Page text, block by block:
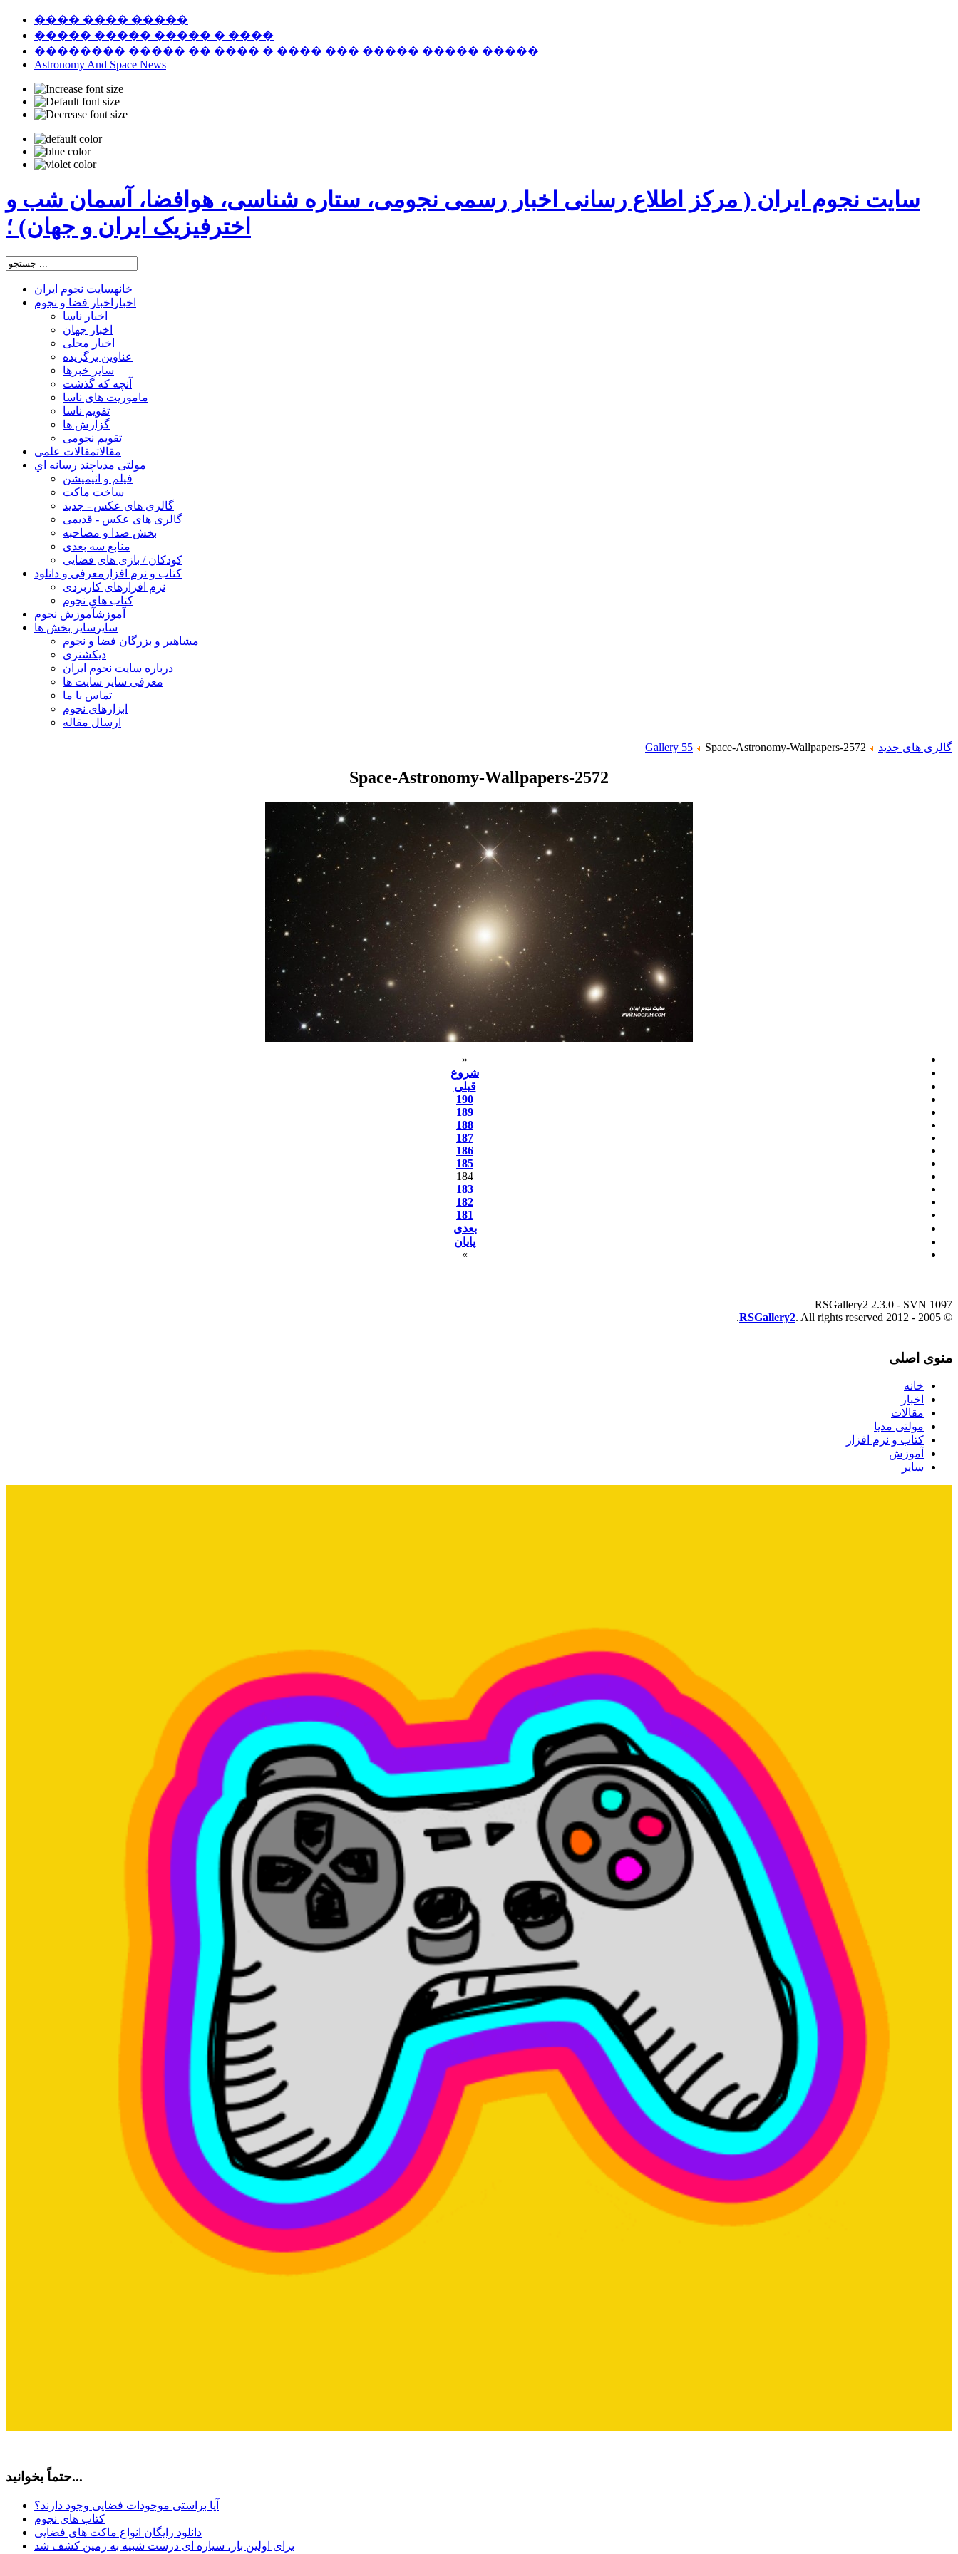
���� ���� �����
����� ����� ����� � ����
�������� ����� �� ���� � ���� ��� ����� ����� �����
Astronomy And Space News
سایت نجوم ایران ( مرکز اطلاع رسانی اخبار رسمی نجومی، ستاره شناسی، هوافضا، آسمان شب و
اخترفیزیک ایران و جهان) ؛
خانهسایت نجوم ایران
اخبار اخبار فضا و نجوم
اخبار ناسا
اخبار جهان
اخبار محلی
عناوین برگزیده
سایر خبرها
آنچه که گذشت
ماموریت های ناسا
تقویم ناسا
گزارش ها
تقویم نجومی
مقالاتمقالات علمی
مولتی مدیاچند رسانه اي
فیلم و انیمیشن
ساخت ماکت
گالری های عکس - جدید
گالری های عکس - قدیمی
بخش صدا و مصاحبه
منابع سه بعدی
کودکان / بازی های فضایی
کتاب و نرم افزار معرفی و دانلود
نرم افزارهای کاربردی
کتاب های نجوم
آموزشآموزش نجوم
سایر سایر بخش ها
مشاهیر و بزرگان فضا و نجوم
دیکشنری
درباره سایت نجوم ایران
معرفی سایر سایت ها
تماس با ما
ابزارهای نجوم
ارسال مقاله
گالری های جدید Gallery 55 Space-Astronomy-Wallpapers-2572
Space-Astronomy-Wallpapers-2572
«
شروع
قبلی
190
189
188
187
186
185
184
183
182
181
بعدی
پایان
»
RSGallery2 2.3.0 - SVN 1097
© 2005 - 2012
RSGallery2. All rights reserved.
منوی اصلی
خانه
اخبار
مقالات
مولتی مدیا
کتاب و نرم افزار
آموزش
سایر
حتماً بخوانید...
آیا براستی موجودات فضایی وجود دارند؟
کتاب های نجوم
دانلود رایگان انواع ماکت های فضایی
برای اولین بار، سیاره ای درست شبیه به زمین کشف شد